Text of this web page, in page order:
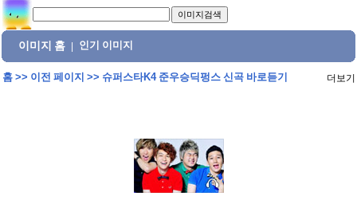
이미지 홈 인기 이미지
홈>> 이전 페이지 >> 슈퍼스타K4 준우승딕펑스 신곡 바로듣기 더보기